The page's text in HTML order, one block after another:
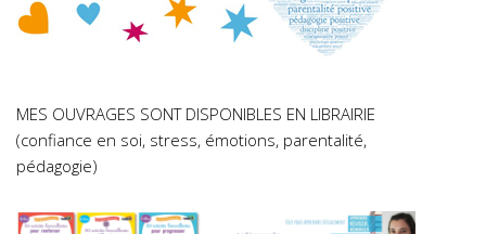
MES OUVRAGES SONT DISPONIBLES EN LIBRAIRIE
(confiance en soi, stress, émotions, parentalité,
pédagogie)